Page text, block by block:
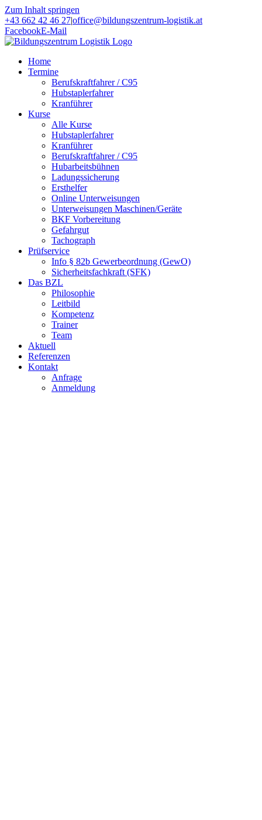
Zum Inhalt springen
+43 662 42 46 27|office@bildungszentrum-logistik.at
FacebookE-Mail
Home
Termine
Berufskraftfahrer / C95
Hubstaplerfahrer
Kranführer
Kurse
Alle Kurse
Hubstaplerfahrer
Kranführer
Berufskraftfahrer / C95
Hubarbeitsbühnen
Ladungssicherung
Ersthelfer
Online Unterweisungen
Unterweisungen Maschinen/Geräte
BKF Vorbereitung
Gefahrgut
Tachograph
Prüfservice
Info § 82b Gewerbeordnung (GewO)
Sicherheitsfachkraft (SFK)
Das BZL
Philosophie
Leitbild
Kompetenz
Trainer
Team
Aktuell
Referenzen
Kontakt
Anfrage
Anmeldung